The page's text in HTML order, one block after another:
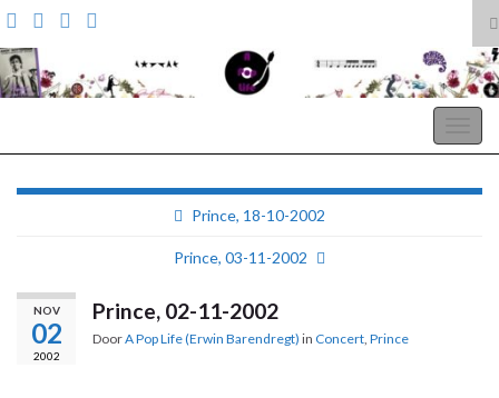
Search for:
Prince, 18-10-2002
Prince, 03-11-2002
NOV
02
2002
Prince, 02-11-2002
DoorA Pop Life (Erwin Barendregt) in Concert, Prince